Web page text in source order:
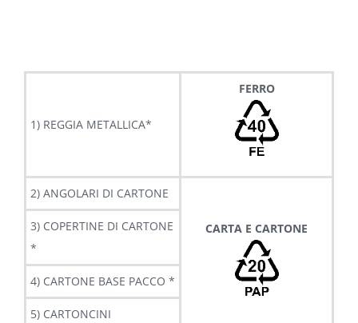
1) REGGIA METALLICA*
FERRO
2) ANGOLARI DI CARTONE
CARTA E CARTONE
3) COPERTINE DI CARTONE
*
4) CARTONE BASE PACCO *
5) CARTONCINI